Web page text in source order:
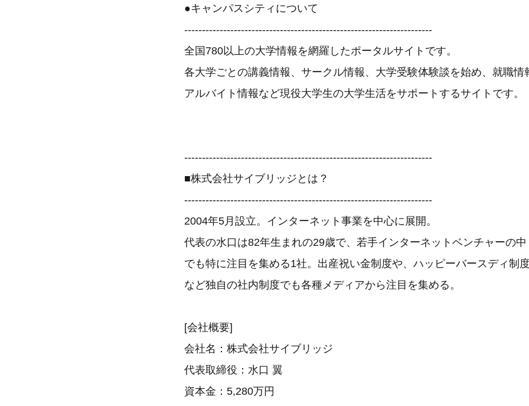
●キャンパスシティについて
----------------------------------------------------------------------
全国780以上の大学情報を網羅したポータルサイトです。
各大学ごとの講義情報、サークル情報、大学受験体験談を始め、就職情
アルバイト情報など現役大学生の大学生活をサポートするサイトです。
----------------------------------------------------------------------
■株式会社サイブリッジとは？
----------------------------------------------------------------------
2004年5月設立。インターネット事業を中心に展開。
代表の水口は82年生まれの29歳で、若手インターネットベンチャーの中
でも特に注目を集める1社。出産祝い金制度や、ハッピーバースディ制
など独自の社内制度でも各種メディアから注目を集める。
[会社概要]
会社名：株式会社サイブリッジ
代表取締役：水口 翼
資本金：5,280万円